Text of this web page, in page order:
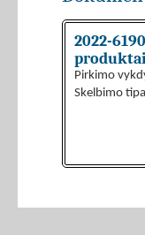
2022-
Pirkimo
Skelbimo